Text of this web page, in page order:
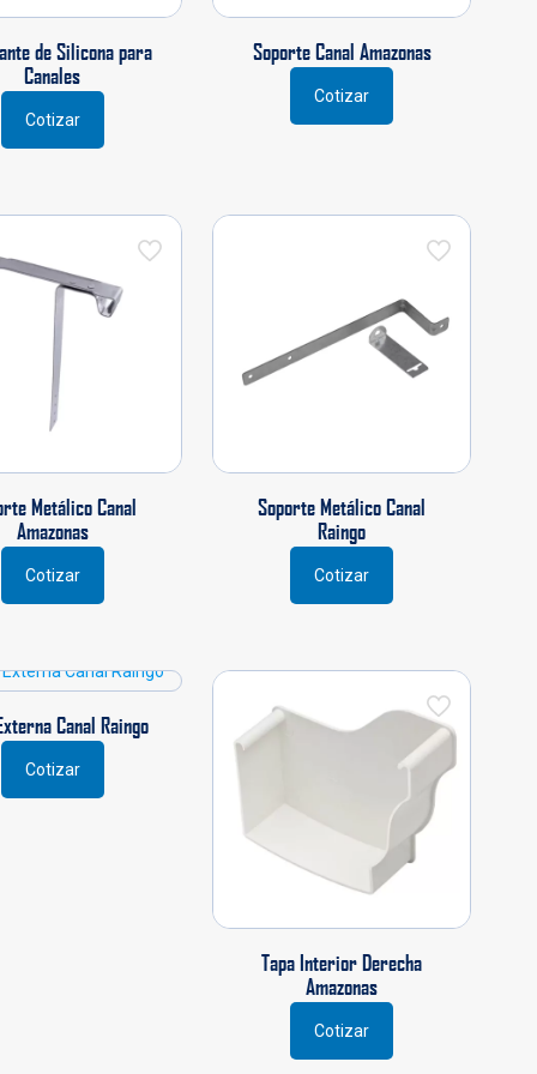
de Silicona para
Canales
Cotizar
Soporte Canal Amazonas
Cotizar
Metálico Canal
Amazonas
Cotizar
Soporte Metálico Canal
Raingo
Cotizar
Canal Raingo
Cotizar
Tapa Interior Derecha
Amazonas
Cotizar